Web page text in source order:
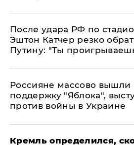
После удара РФ по
Эштон Катчер резко
Путину: "Ты
Россияне массово вышли
поддержку "Яблока",
против войны в Украине
Кремль определился,